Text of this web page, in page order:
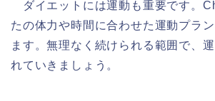
ダイエットには運動も重要です。
たの体力や時間に合わせた運動プラ
ます。無理なく続けられる範囲で、
れていきましょう。